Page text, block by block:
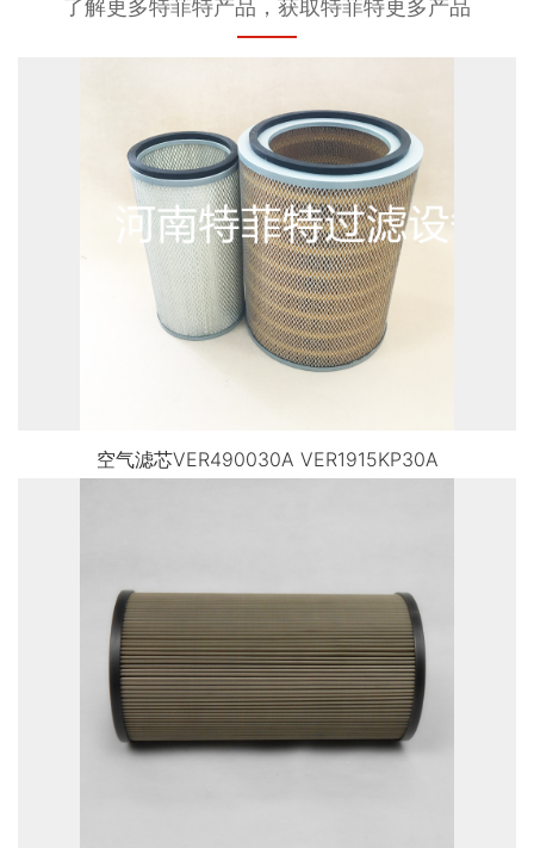
了解更多特菲特产品，获取特菲特更多产品
空气滤芯VER490030A VER1915KP30A